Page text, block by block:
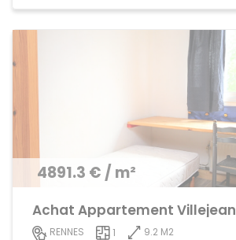
4891.3 € / m²
Achat Appartement Villejean
RENNES 1
9.2 M2